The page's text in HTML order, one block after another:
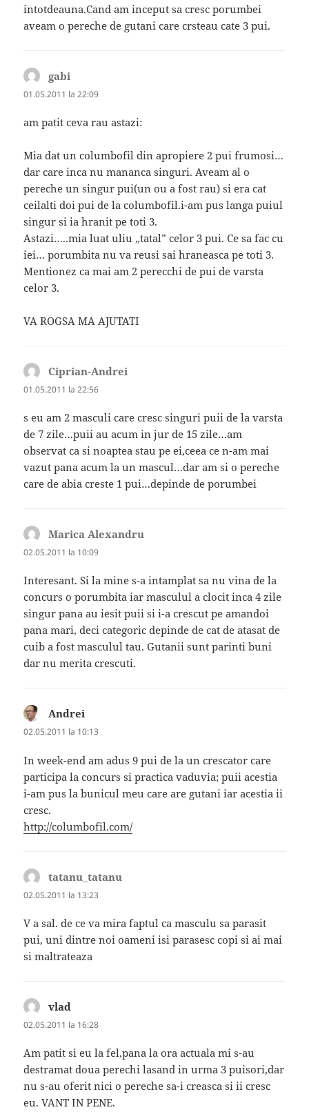
intotdeauna.Cand am inceput sa cresc porumbei
aveam o pereche de gutani care crsteau cate 3 pui.
gabi
01.05.2011 la 22:09
am patit ceva rau astazi:
Mia dat un columbofil din apropiere 2 pui frumosi…
dar care inca nu mananca singuri. Aveam al o
pereche un singur pui(un ou a fost rau) si era cat
ceilalti doi pui de la columbofil.i-am pus langa puiul
singur si ia hranit pe toti 3.
Astazi…..mia luat uliu „tatal” celor 3 pui. Ce sa fac cu
iei… porumbita nu va reusi sai hraneasca pe toti 3.
Mentionez ca mai am 2 perecchi de pui de varsta
celor 3.
VA ROGSA MA AJUTATI
Ciprian-Andrei
01.05.2011 la 22:56
s eu am 2 masculi care cresc singuri puii de la varsta
de 7 zile…puii au acum in jur de 15 zile…am
observat ca si noaptea stau pe ei,ceea ce n-am mai
vazut pana acum la un mascul…dar am si o pereche
care de abia creste 1 pui…depinde de porumbei
Marica Alexandru
02.05.2011 la 10:09
Interesant. Si la mine s-a intamplat sa nu vina de la
concurs o porumbita iar masculul a clocit inca 4 zile
singur pana au iesit puii si i-a crescut pe amandoi
pana mari, deci categoric depinde de cat de atasat de
cuib a fost masculul tau. Gutanii sunt parinti buni
dar nu merita crescuti.
Andrei
02.05.2011 la 10:13
In week-end am adus 9 pui de la un crescator care
participa la concurs si practica vaduvia; puii acestia
i-am pus la bunicul meu care are gutani iar acestia ii
cresc.
http://columbofil.com/
tatanu_tatanu
02.05.2011 la 13:23
V a sal. de ce va mira faptul ca masculu sa parasit
pui, uni dintre noi oameni isi parasesc copi si ai mai
si maltrateaza
vlad
02.05.2011 la 16:28
Am patit si eu la fel,pana la ora actuala mi s-au
destramat doua perechi lasand in urma 3 puisori,dar
nu s-au oferit nici o pereche sa-i creasca si ii cresc
eu. VANT IN PENE.